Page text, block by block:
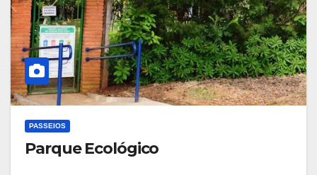
PASSEIOS
Parque Ecológico